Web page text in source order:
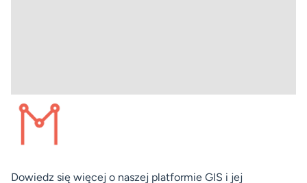
Dowiedz się więcej o naszej platformie GIS i jej